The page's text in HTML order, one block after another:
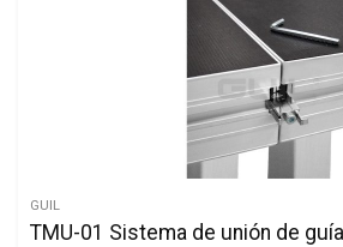
GUIL
TMU-01 Sistema de unión de